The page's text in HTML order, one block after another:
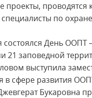
проекты, проводятся
по
День
21 заповедной
выступила
в сфере развития
Букаровна